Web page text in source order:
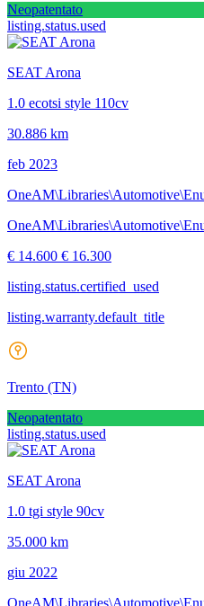
Neopatentato
listing.status.used
SEAT Arona
1.0 ecotsi style 110cv
30.886 km
feb 2023
€ 14.600 € 16.300
listing.status.certified_used
listing.warranty.default_title
Trento (TN)
Neopatentato
listing.status.used
SEAT Arona
1.0 tgi style 90cv
35.000 km
giu 2022